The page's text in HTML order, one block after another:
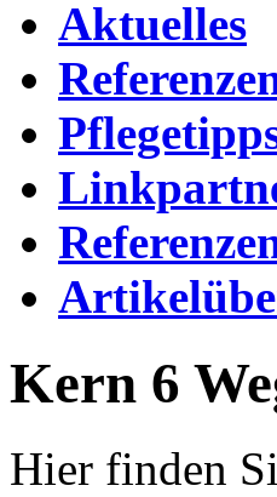
Aktuelles
Kern 6
Hier finden